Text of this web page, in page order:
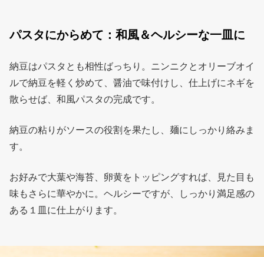
パスタにからめて：和風＆ヘルシーな一皿に
納豆はパスタとも相性ばっちり。ニンニクとオリーブオイ
ルで納豆を軽く炒めて、醤油で味付けし、仕上げにネギを
散らせば、和風パスタの完成です。
納豆の粘りがソースの役割を果たし、麺にしっかり絡みま
す。
お好みで大葉や海苔、卵黄をトッピングすれば、見た目も
味もさらに華やかに。ヘルシーですが、しっかり満足感の
ある１皿に仕上がります。